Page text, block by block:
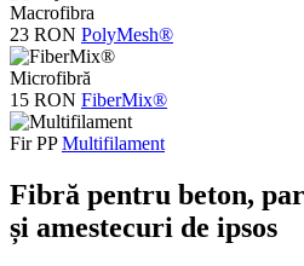
Macrofibra
23 RON PolyMesh®
Microfibră
15 RON FiberMix®
Fir PP Multifilament
Fibră pentru beton,
și amestecuri de ipsos